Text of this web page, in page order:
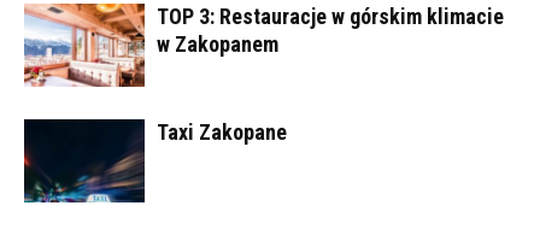
TOP 3: Restauracje w górskim klimacie
w Zakopanem
Taxi Zakopane